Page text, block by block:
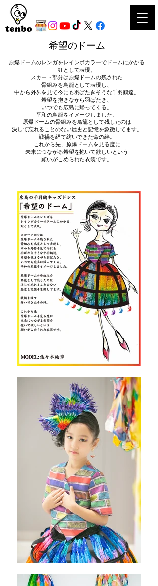
希望のドーム
原爆ドームのレンガをレインボカラーでドームにかかる
虹として表現。
スカート部分は原爆ドームの残された
骨組みを鳥籠として表現し、
中から外界を見て今にも羽ばたきそうな千羽鶴達。
希望を抱きながら羽ばたき、
いつでも広島に帰ってくる。
平和の鳥籠をイメージしました。
原爆ドームの骨組みを鳥籠として残したのは
決して忘れることのない歴史と記憶を象徴してます。
戦禍を経て紡いできた命の絆。
これから先、原爆ドームを見る度に
未来につながる希望を抱いて欲しいという
願いがこめられた衣装です。